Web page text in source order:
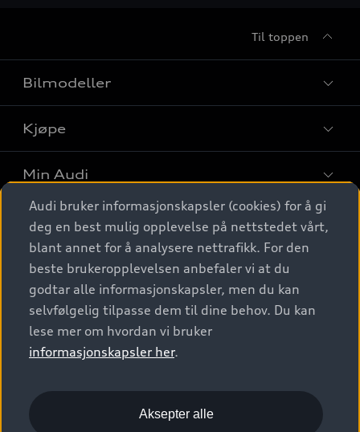
Til toppen
Bilmodeller
Finn din Audi
Sammenlign bilmodeller
Elbiler
SUV
Stasjonsvogn
Sportback
S/RS
Konseptbiler og prototyper
Kjøpe
Kjøpshjelp
Biler på lager
Finn forhandler
Bestill prøvekjøring
Kontakt forhandler
Bilgarantier
Min Audi
Behold nybilfølelsen
Audi Originalt tilbehør
Verkstedtjenester
Digitale tjenester
Audi digitale tjenester
Audi connect
Functions on demand
Kom i gang med myAudi
Audi Norge
Kundeservice
Audi Driving Experience
© 2026 AUDI NORGE. All Rights Reserved.
Imprint
Audi bruker informasjonskapsler (cookies) for å gi
deg en best mulig opplevelse på nettstedet vårt,
blant annet for å analysere nettrafikk. For den
beste brukeropplevelsen anbefaler vi at du
godtar alle informasjonskapsler, men du kan
selvfølgelig tilpasse dem til dine behov. Du kan
lese mer om hvordan vi bruker
informasjonskapsler her.
Aksepter alle